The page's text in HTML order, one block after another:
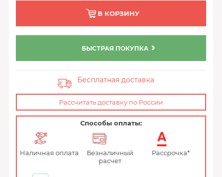
В КОРЗИНУ
БЫСТРАЯ ПОКУПКА
Бесплатная доставка
Рассчитать доставку по России
Способы оплаты:
Наличная оплата
Безналичный
расчет
Рассрочка*